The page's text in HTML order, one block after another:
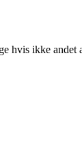
hvis ikke andet